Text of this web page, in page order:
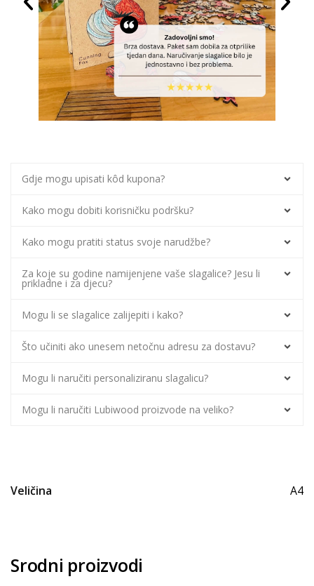
Gdje mogu upisati kôd kupona?
Kako mogu dobiti korisničku podršku?
Kako mogu pratiti status svoje narudžbe?
Za koje su godine namijenjene vaše slagalice? Jesu li
prikladne i za djecu?
Mogu li se slagalice zalijepiti i kako?
Što učiniti ako unesem netočnu adresu za dostavu?
Mogu li naručiti personaliziranu slagalicu?
Mogu li naručiti Lubiwood proizvode na veliko?
Veličina A4
Srodni proizvodi